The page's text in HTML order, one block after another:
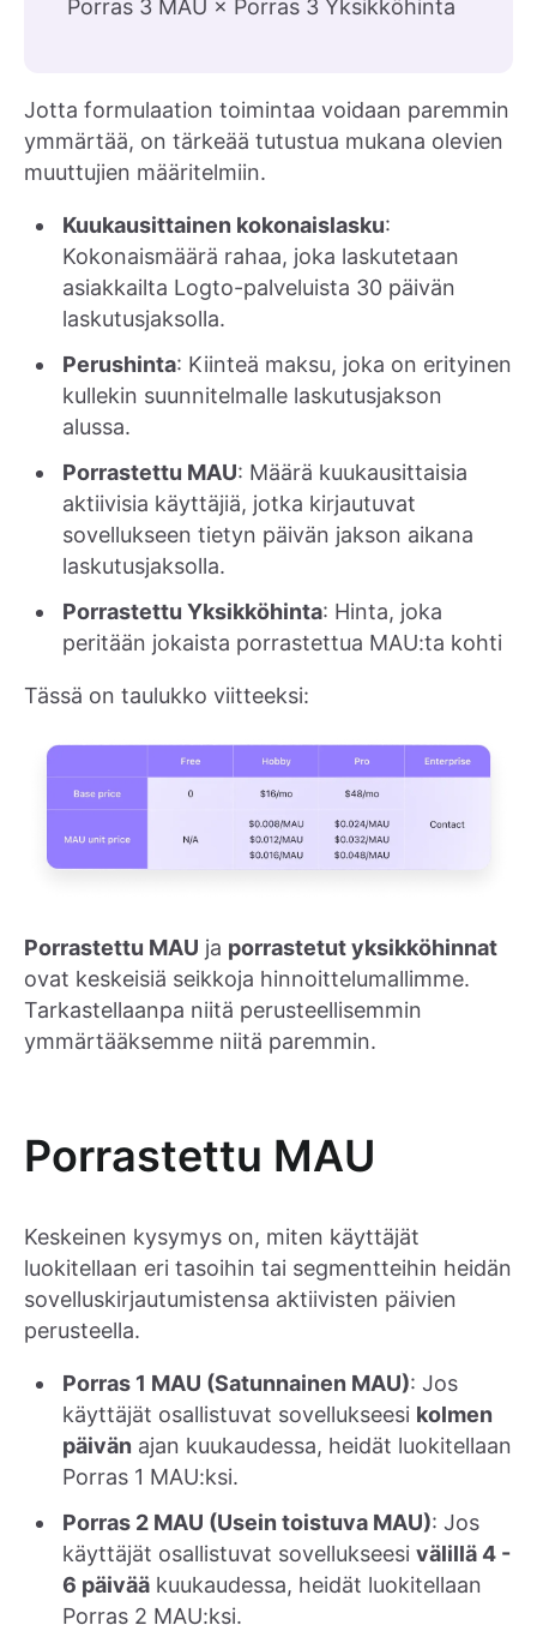
Porras 3 MAU × Porras 3 Yksikköhinta
Jotta formulaation toimintaa voidaan paremmin
ymmärtää, on tärkeää tutustua mukana olevien
muuttujien määritelmiin.
Kuukausittainen kokonaislasku:
Kokonaismäärä rahaa, joka laskutetaan
asiakkailta Logto-palveluista 30 päivän
laskutusjaksolla.
Perushinta: Kiinteä maksu, joka on erityinen
kullekin suunnitelmalle laskutusjakson
alussa.
Porrastettu MAU: Määrä kuukausittaisia
aktiivisia käyttäjiä, jotka kirjautuvat
sovellukseen tietyn päivän jakson aikana
laskutusjaksolla.
Porrastettu Yksikköhinta: Hinta, joka
peritään jokaista porrastettua MAU:ta kohti
Tässä on taulukko viitteeksi:
Porrastettu MAU ja porrastetut yksikköhinnat
ovat keskeisiä seikkoja hinnoittelumallimme.
Tarkastellaanpa niitä perusteellisemmin
ymmärtääksemme niitä paremmin.
Porrastettu MAU
Keskeinen kysymys on, miten käyttäjät
luokitellaan eri tasoihin tai segmentteihin heidän
sovelluskirjautumistensa aktiivisten päivien
perusteella.
Porras 1 MAU (Satunnainen MAU): Jos
käyttäjät osallistuvat sovellukseesi kolmen
päivän ajan kuukaudessa, heidät luokitellaan
Porras 1 MAU:ksi.
Porras 2 MAU (Usein toistuva MAU): Jos
käyttäjät osallistuvat sovellukseesi välillä 4 -
6 päivää kuukaudessa, heidät luokitellaan
Porras 2 MAU:ksi.